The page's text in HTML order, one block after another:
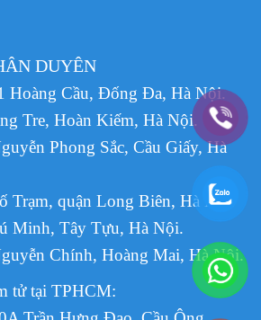
DUYÊN
Hoàng Cầu, Đống Đa, Hà Nội.
Tre, Hoàn Kiếm, Hà Nội.
Phong Sắc, Cầu Giấy, Hà
Trạm, quận Long Biên, Hà Nội.
Minh, Tây Tựu, Hà Nội.
Chính, Hoàng Mai, Hà Nội.
tử tại TPHCM: